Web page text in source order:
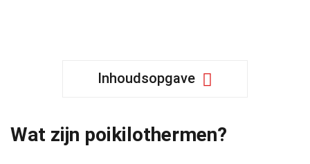
Inhoudsopgave
Wat zijn poikilothermen?